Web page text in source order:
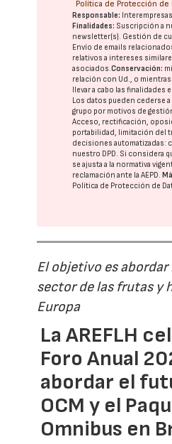
Política de Protección de
Responsable:
Finalidades: Suscripción a
newsletter(s). Gestión de
Envío de emails
relativos a intereses
asociados.Conservación:
relación con Ud., o mientras
llevar a cabo las finalidades
Los datos pueden cederse a
grupo por motivos de
Acceso, rectificación,
portabilidad, limitación del
decisiones automatizadas:
nuestro DPD. Si considera
se ajusta a la normativa
reclamación ante laAEPD.
Política de Protección de
El objetivo es
sector de las frutas y
Europa
La AREFLH
Foro Anual
abordar el
OCM y el
Omnibus en